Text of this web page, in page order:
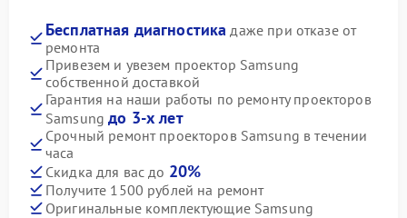
Бесплатная диагностика даже при отказе от
ремонта
Привезем и увезем проектор Samsung
собственной доставкой
Гарантия на наши работы по ремонту проекторов
Samsungдо 3-х лет
Срочный ремонт проекторов Samsung в течении
часа
Скидка для вас до 20%
Получите 1500 рублей на ремонт
Оригинальные комплектующие Samsung